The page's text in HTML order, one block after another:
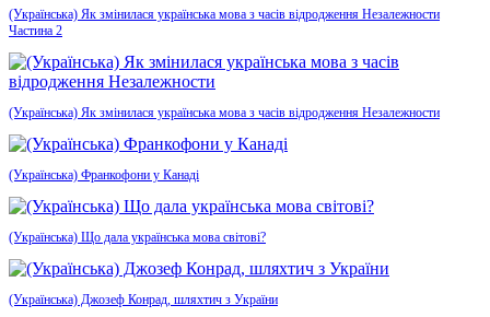
(Українська) Як змінилася українська мова з часів відродження Незалежности
Частина 2
(Українська) Як змінилася українська мова з часів відродження Незалежности
(Українська) Франкофони у Канаді
(Українська) Що дала українська мова світові?
(Українська) Джозеф Конрад, шляхтич з України